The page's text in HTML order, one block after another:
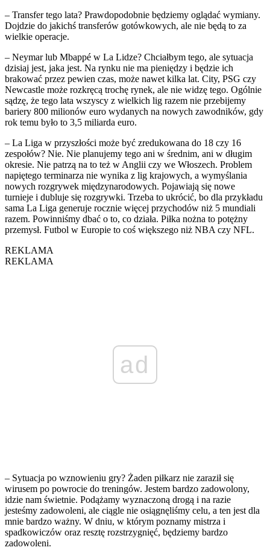
– Transfer tego lata? Prawdopodobnie będziemy oglądać wymiany.
Dojdzie do jakichś transferów gotówkowych, ale nie będą to za
wielkie operacje.
– Neymar lub Mbappé w La Lidze? Chciałbym tego, ale sytuacja
dzisiaj jest, jaka jest. Na rynku nie ma pieniędzy i będzie ich
brakować przez pewien czas, może nawet kilka lat. City, PSG czy
Newcastle może rozkręcą trochę rynek, ale nie widzę tego. Ogólnie
sądzę, że tego lata wszyscy z wielkich lig razem nie przebijemy
bariery 800 milionów euro wydanych na nowych zawodników, gdy
rok temu było to 3,5 miliarda euro.
– La Liga w przyszłości może być zredukowana do 18 czy 16
zespołów? Nie. Nie planujemy tego ani w średnim, ani w długim
okresie. Nie patrzą na to też w Anglii czy we Włoszech. Problem
napiętego terminarza nie wynika z lig krajowych, a wymyślania
nowych rozgrywek międzynarodowych. Pojawiają się nowe
turnieje i dubluje się rozgrywki. Trzeba to ukrócić, bo dla przykładu
sama La Liga generuje rocznie więcej przychodów niż 5 mundiali
razem. Powinniśmy dbać o to, co działa. Piłka nożna to potężny
przemysł. Futbol w Europie to coś większego niż NBA czy NFL.
REKLAMA
REKLAMA
ad
– Sytuacja po wznowieniu gry? Żaden piłkarz nie zaraził się
wirusem po powrocie do treningów. Jestem bardzo zadowolony,
idzie nam świetnie. Podążamy wyznaczoną drogą i na razie
jesteśmy zadowoleni, ale ciągle nie osiągnęliśmy celu, a ten jest dla
mnie bardzo ważny. W dniu, w którym poznamy mistrza i
spadkowiczów oraz resztę rozstrzygnięć, będziemy bardzo
zadowoleni.